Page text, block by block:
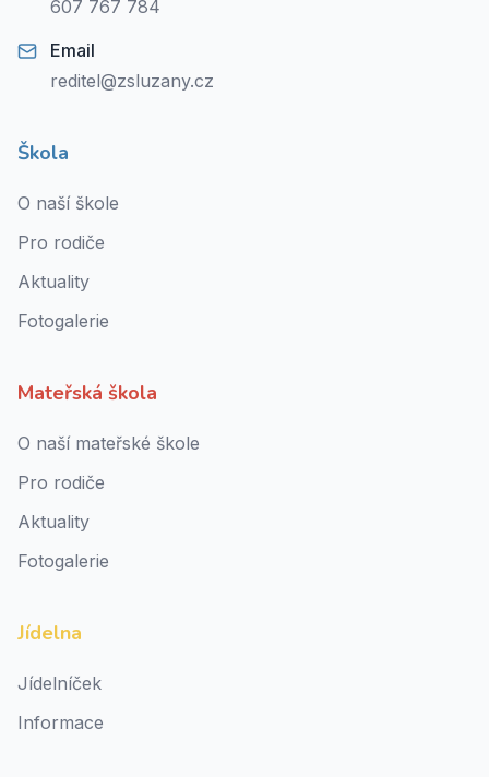
607 767 784
Email
reditel@zsluzany.cz
Škola
O naší škole
Pro rodiče
Aktuality
Fotogalerie
Mateřská škola
O naší mateřské škole
Pro rodiče
Aktuality
Fotogalerie
Jídelna
Jídelníček
Informace